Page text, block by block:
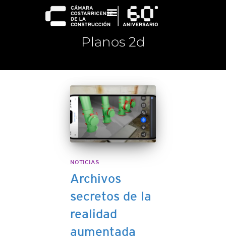
Planos 2d
NOTICIAS
Archivos
secretos de la
realidad
aumentada